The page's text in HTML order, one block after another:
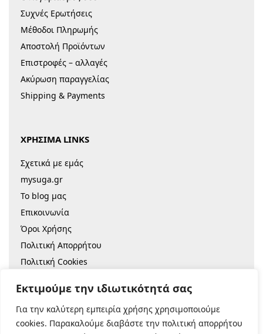
Εκτιμούμε την ιδιωτικότητά σας
Για την καλύτερη εμπειρία χρήσης χρησιμοποιούμε
cookies. Παρακαλούμε διαβάστε την πολιτική απορρήτου
Συχνές Ερωτήσεις
Μέθοδοι Πληρωμής
Αποστολή Προϊόντων
Επιστροφές – αλλαγές
Ακύρωση παραγγελίας
Shipping & Payments
ΧΡΗΣΙΜΑ LINKS
Σχετικά με εμάς
mysuga.gr
Το blog μας
Επικοινωνία
Όροι Χρήσης
Πολιτική Απορρήτου
Πολιτική Cookies
© 2022 |Κατασκευή Eshop